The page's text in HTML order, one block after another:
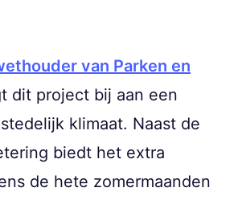
van Parken en
dit project bij aan een
klimaat. Naast de
biedt het extra
de hete zomermaanden